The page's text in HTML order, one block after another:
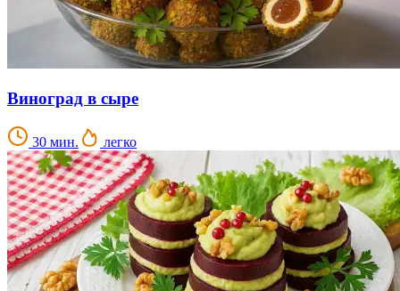
Виноград в сыре
30 мин. легко